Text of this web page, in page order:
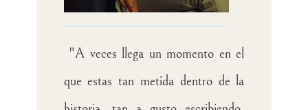
"A veces llega un momento en el
que estas tan metida dentro de la